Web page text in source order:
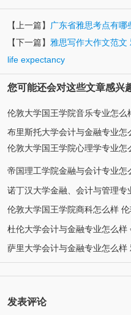
【上一篇】
广东省雅思考点有哪
【下一篇】 雅思写作大作文范
life expectancy
您可能还会对这些文章感兴
伦敦大学国王学院音乐专业怎
布里斯托大学会计与金融专业怎
伦敦大学国王学院心理学专业
思分数要求
帝国理工学院金融与会计专业
诺丁汉大学金融、会计与管理
伦敦大学国王学院商科怎么样
杜伦大学会计与金融专业怎么
萨里大学会计与金融专业怎么样
发表评论